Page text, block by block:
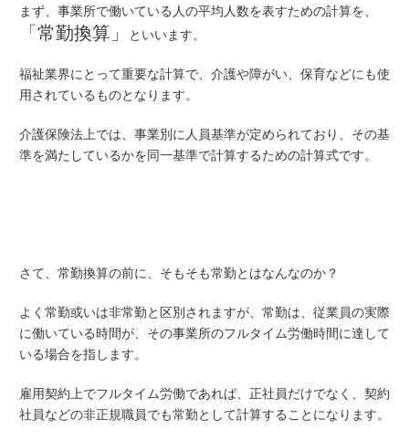
まず、事業所で働いている人の平均人数を表すための計算を、
「常勤換算」 といいます。
福祉業界にとって重要な計算で、介護や障がい、保育などにも使
用されているものとなります。
介護保険法上では、事業別に人員基準が定められており、その基
準を満たしているかを同一基準で計算するための計算式です。
さて、常勤換算の前に、そもそも常勤とはなんなのか？
よく常勤或いは非常勤と区別されますが、常勤は、従業員の実際
に働いている時間が、その事業所のフルタイム労働時間に達して
いる場合を指します。
雇用契約上でフルタイム労働であれば、正社員だけでなく、契約
社員などの非正規職員でも常勤として計算することになります。